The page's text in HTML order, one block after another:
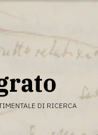
DI RICERCA